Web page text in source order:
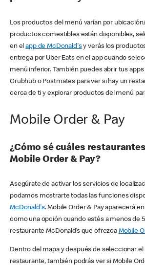
Los productos del menú varían por
productos comestibles están disponibles,
en elapp de McDonald'sy verás los
entrega por Uber Eats en el app cuando
menú inferior. También puedes abrir tus
Grubhub o Postmates para ver si hay un
cerca de ti y explorar productos del menú
Mobile Order & Pay
¿Cómo sé cuáles
Mobile Order & Pay?
Asegúrate de activar los servicios de
podamos mostrarte todas las funciones
McDonald's. Mobile Order & Pay aparecerá
como una opción cuando estés a menos de
restaurante McDonald’s que ofrezca Mobile
Dentro del mapa y después de seleccionar
restaurante, también podrás ver si Mobile